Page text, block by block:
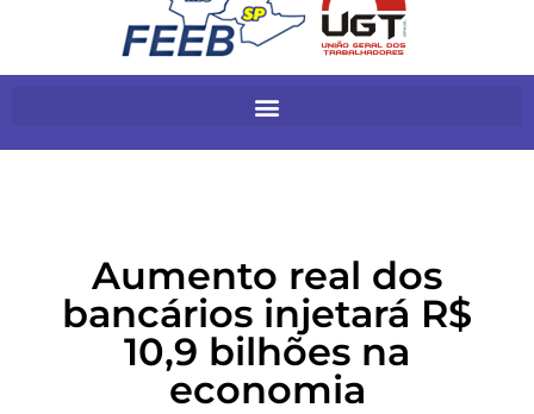
Aumento real dos
bancários injetará R$
10,9 bilhões na
economia